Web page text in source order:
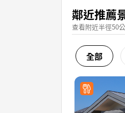
鄰近推薦
查看附近半徑50
全部